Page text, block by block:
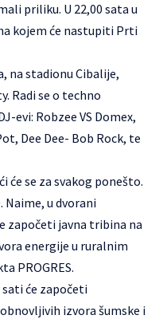
priliku. U 22,00 sata u
kojem će nastupiti Prti
na stadionu Cibalije,
Radi se o techno
evi: Robzee VS Domex,
Dee Dee- Bob Rock, te
će se za svakog ponešto.
Naime, u dvorani
započeti javna tribina na
energije u ruralnim
PROGRES.
sati će započeti
izvora šumske i